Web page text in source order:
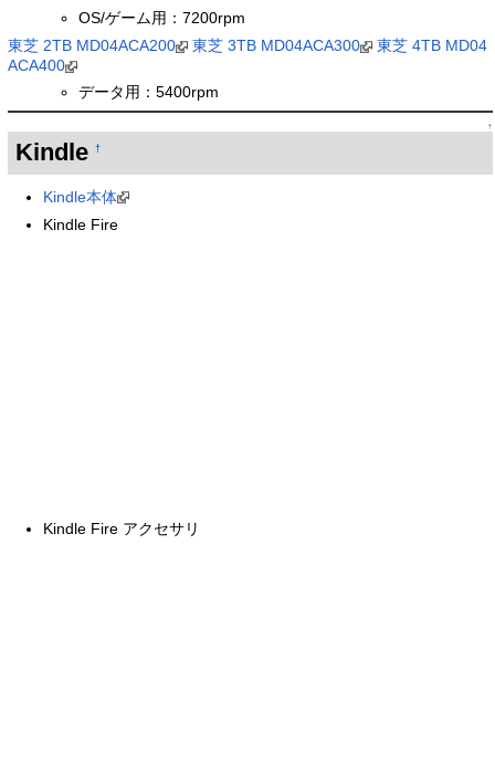
OS/ゲーム用：7200rpm
東芝 2TB MD04ACA200
東芝 3TB MD04ACA300
東芝 4TB MD04
ACA400
データ用：5400rpm
↑
Kindle †
Kindle本体
Kindle Fire
Kindle Fire アクセサリ